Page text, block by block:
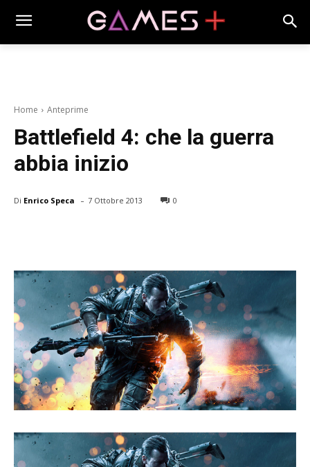
Home Anteprime
Battlefield 4: che la guerra
abbia inizio
Di Enrico Speca - 7 Ottobre 2013 0